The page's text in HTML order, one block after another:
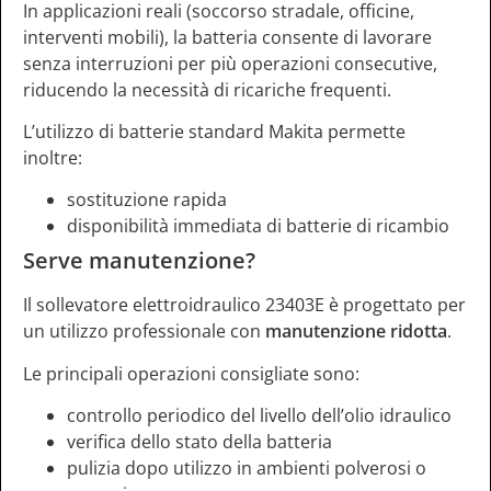
In applicazioni reali (soccorso stradale, officine,
interventi mobili), la batteria consente di lavorare
senza interruzioni per più operazioni consecutive,
riducendo la necessità di ricariche frequenti.
L’utilizzo di batterie standard Makita permette
inoltre:
sostituzione rapida
disponibilità immediata di batterie di ricambio
Serve manutenzione?
Il sollevatore elettroidraulico 23403E è progettato per
un utilizzo professionale con manutenzione ridotta.
Le principali operazioni consigliate sono:
controllo periodico del livello dell’olio idraulico
verifica dello stato della batteria
pulizia dopo utilizzo in ambienti polverosi o